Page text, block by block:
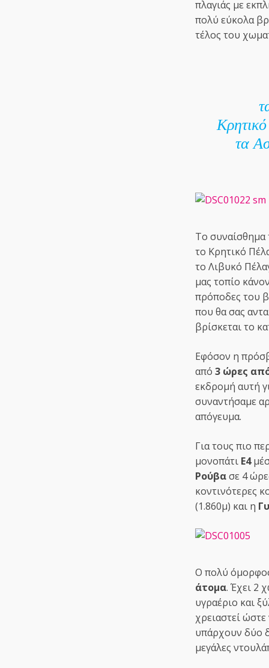
πλαγιάς με
πολύ εύκολα
τέλος του
τα
Το συναίσθημα
το Κρητικό
το Λιβυκό
μας τοπίο
πρόποδες του
που θα σας
βρίσκεται το
Εφόσον η
από 3 ώρες
εκδρομή αυτή
συναντήσαμε
απόγευμα.
Για τους πιο
μονοπάτι Ε4
Ρούβασε 4
κοντινότερες
(1.860μ) και η
Ο πολύ
άτομα. Έχει 2
υγραέριο και
χρειαστεί
υπάρχουν δύο
μεγάλες